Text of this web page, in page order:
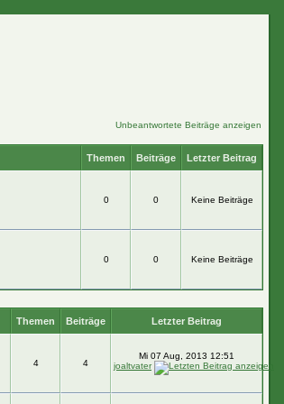
Unbeantwortete Beiträge anzeigen
Themen Beiträge Letzter Beitrag
0 0 Keine Beiträge
0 0 Keine Beiträge
Themen Beiträge Letzter Beitrag
4 4
Mi 07 Aug, 2013 12:51
joaltvater